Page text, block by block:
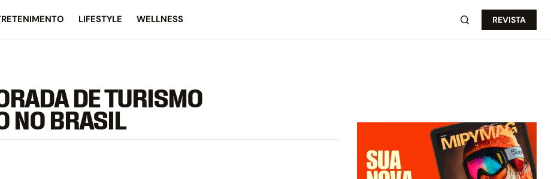
LIFESTYLE WELLNESS REVISTA
DE TURISMO
BRASIL